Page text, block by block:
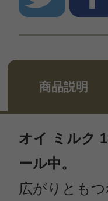
商品説明
オイ ミルク
ール中。
広がりとも